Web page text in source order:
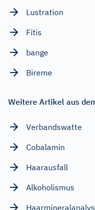
Lustration
Fitis
bange
Bireme
Weitere Artikel aus
Verbandswatte
Cobalamin
Haarausfall
Alkoholismus